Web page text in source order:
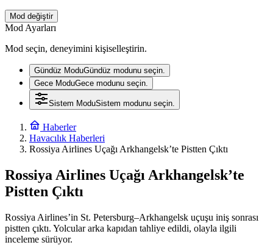
Mod değiştir
Mod Ayarları
Mod seçin, deneyimini kişiselleştirin.
Gündüz ModuGündüz modunu seçin.
Gece ModuGece modunu seçin.
Sistem ModuSistem modunu seçin.
Haberler
Havacılık Haberleri
Rossiya Airlines Uçağı Arkhangelsk’te Pistten Çıktı
Rossiya Airlines Uçağı Arkhangelsk’te
Pistten Çıktı
Rossiya Airlines’in St. Petersburg–Arkhangelsk uçuşu iniş sonrası
pistten çıktı. Yolcular arka kapıdan tahliye edildi, olayla ilgili
inceleme sürüyor.